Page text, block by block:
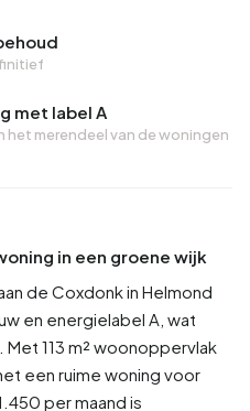
met label A
het merendeel van de woningen
in een groene wijk
de Coxdonk in Helmond
en energielabel A, wat
113 m² woonoppervlak
een ruime woning voor
per maand is